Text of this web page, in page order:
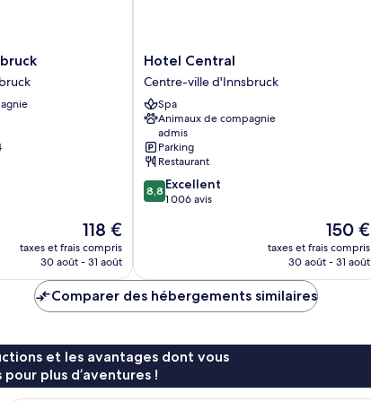
Le
nouveau
prix
de
118 €
118 €
taxes et frais compris
30 août - 31 août
Hotel
Central
Centre-
ville
d'Innsbruck
Hotel Central
Centre-ville d'Innsbruck
Spa
Animaux de compagnie
admis
Parking
Restaurant
8.8
sur
8,8 Excellent
1 006 avis
Le
nouveau
prix
150 €
taxes et frais compris
30 août - 31 août
Comparer des hébergements similaires
et les avantages dont vous
plus d’aventures !